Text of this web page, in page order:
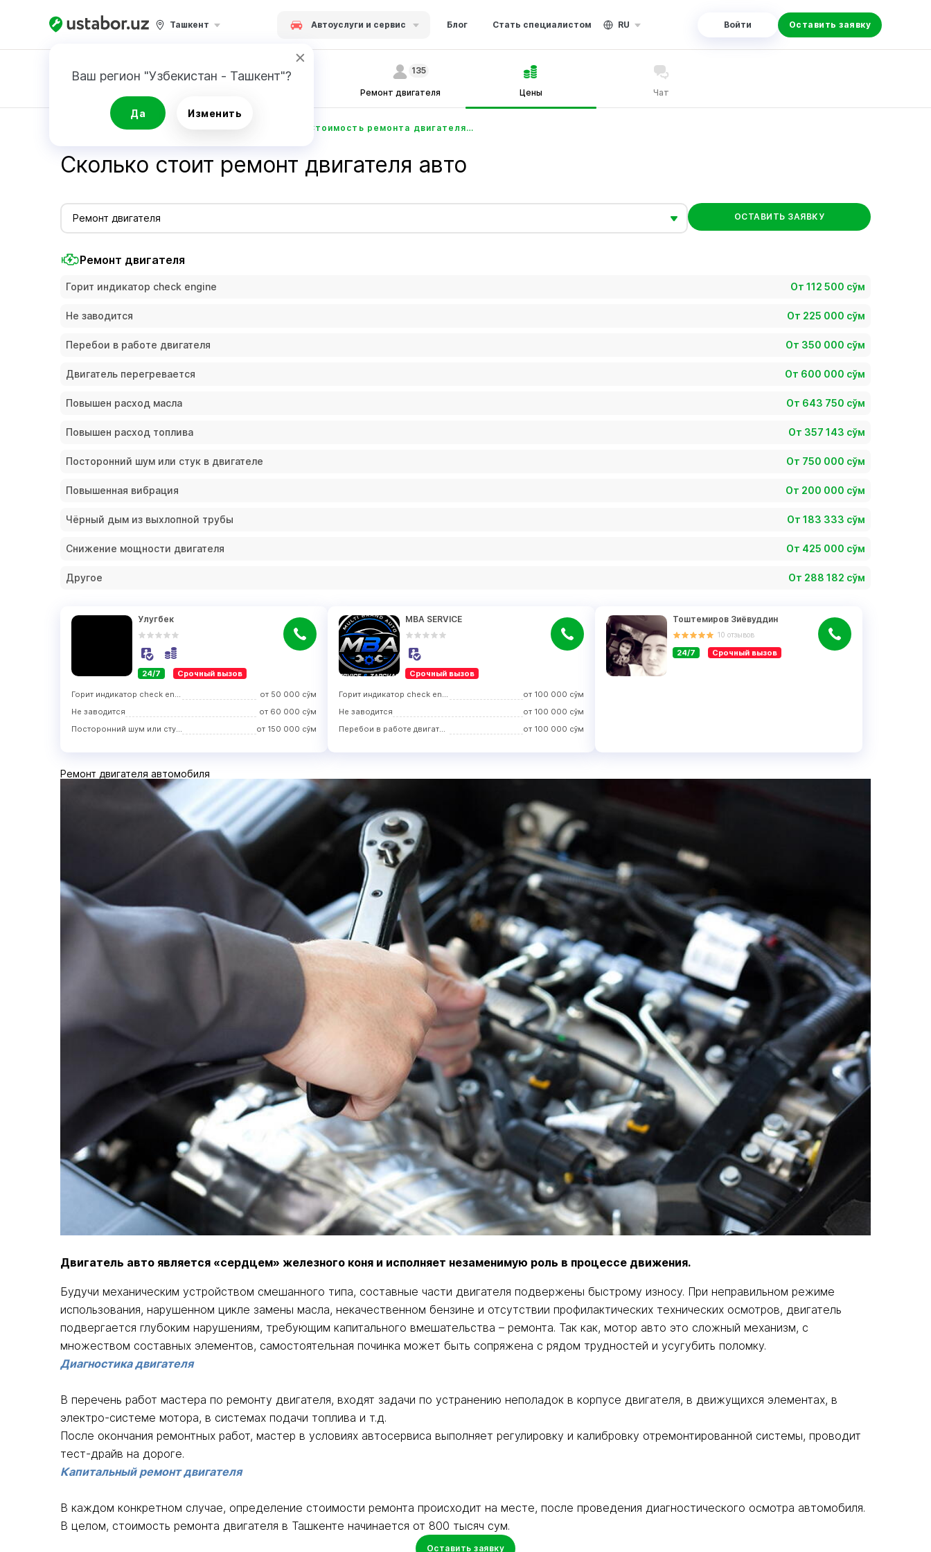
Ташкент Автоуслуги и сервис Блог Стать специалистом RU Войти Оставить заявку
Ваш регион "Узбекистан - Ташкент"?
Да Изменить
Ремонт двигателя
135
Цены Чат
Стоимость ремонта двигателя авто - Ustabor.uz
Сколько стоит ремонт двигателя авто
Ремонт двигателя ОСТАВИТЬ ЗАЯВКУ
Ремонт двигателя
Горит индикатор check engine От 112 500 сўм
Не заводится От 225 000 сўм
Перебои в работе двигателя От 350 000 сўм
Двигатель перегревается От 600 000 сўм
Повышен расход масла От 643 750 сўм
Повышен расход топлива От 357 143 сўм
Посторонний шум или стук в двигателе От 750 000 сўм
Повышенная вибрация От 200 000 сўм
Чёрный дым из выхлопной трубы От 183 333 сўм
Снижение мощности двигателя От 425 000 сўм
Другое От 288 182 сўм
Улугбек
24/7 Срочный вызов
Горит индикатор check engine от 50 000 сўм
Не заводится
от 60 000 сўм
Посторонний шум или стук в двигателе
от 150 000 сўм
MBA SERVICE
Срочный вызов
Горит индикатор check engine от 100 000 сўм
Не заводится
от 100 000 сўм
Перебои в работе двигателя
от 100 000 сўм
Тоштемиров Зиёвуддин
10отзывов
24/7 Срочный вызов
Ремонт двигателя автомобиля
Двигатель авто является «сердцем» железного коня и исполняет незаменимую роль в процессе движения.
Будучи механическим устройством смешанного типа, составные части двигателя подвержены быстрому износу. При неправильном режиме
использования, нарушенном цикле замены масла, некачественном бензине и отсутствии профилактических технических осмотров, двигатель
подвергается глубоким нарушениям, требующим капитального вмешательства – ремонта. Так как, мотор авто это сложный механизм, с
множеством составных элементов, самостоятельная починка может быть сопряжена с рядом трудностей и усугубить поломку.
Диагностика двигателя
В перечень работ мастера по ремонту двигателя, входят задачи по устранению неполадок в корпусе двигателя, в движущихся элементах, в
электро-системе мотора, в системах подачи топлива и т.д.
После окончания ремонтных работ, мастер в условиях автосервиса выполняет регулировку и калибровку отремонтированной системы, проводит
тест-драйв на дороге.
Капитальный ремонт двигателя
В каждом конкретном случае, определение стоимости ремонта происходит на месте, после проведения диагностического осмотра автомобиля.
В целом, стоимость ремонта двигателя в Ташкенте начинается от 800 тысяч сум.
Оставить заявку